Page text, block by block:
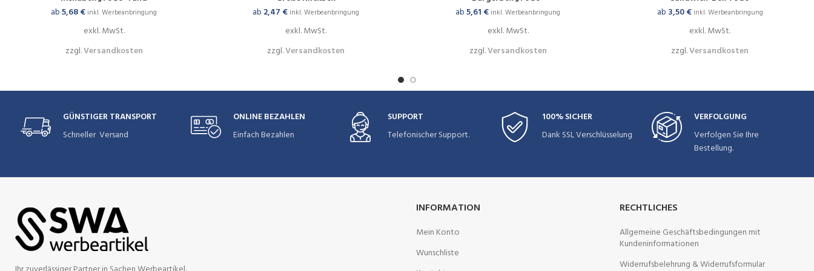
ab5,68€ inkl. Werbeanbringung
exkl. MwSt.
zzgl.Versandkosten
ab 2,47 € inkl. Werbeanbringung
exkl. MwSt.
zzgl.Versandkosten
ab5,61 € inkl. Werbeanbringung
exkl. MwSt.
zzgl.Versandkosten
ab 3,50€ inkl. Werbeanbringung
exkl. MwSt.
zzgl.Versandkosten
GÜNSTIGER TRANSPORT
Schneller Versand
ONLINE BEZAHLEN
Einfach Bezahlen
SUPPORT
Telefonischer Support.
100% SICHER
Dank SSL Verschlüsselung
VERFOLGUNG
Verfolgen Sie Ihre
Bestellung.
INFORMATION
Mein Konto
Wunschliste
RECHTLICHES
Allgemeine Geschäftsbedingungen mit
Kundeninformationen
Widerrufsbelehrung & Widerrufsformular